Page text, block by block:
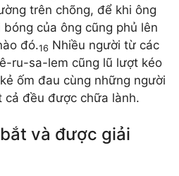
trên chõng, để khi ông
của ông cũng phủ lên
đó.16 Nhiều người từ các
ru-sa-lem cũng lũ lượt kéo
ốm đau cùng những người
cả đều được chữa lành.
và được giải